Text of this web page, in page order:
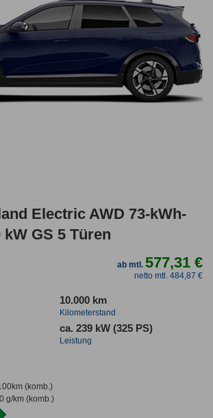
Electric AWD 73-kWh-
GS 5 Türen
ab mtl.577,31 €
netto mtl. 484,87 €
10.000 km
Kilometerstand
ca. 239 kW (325 PS)
Leistung
(komb.)
g/km(komb.)